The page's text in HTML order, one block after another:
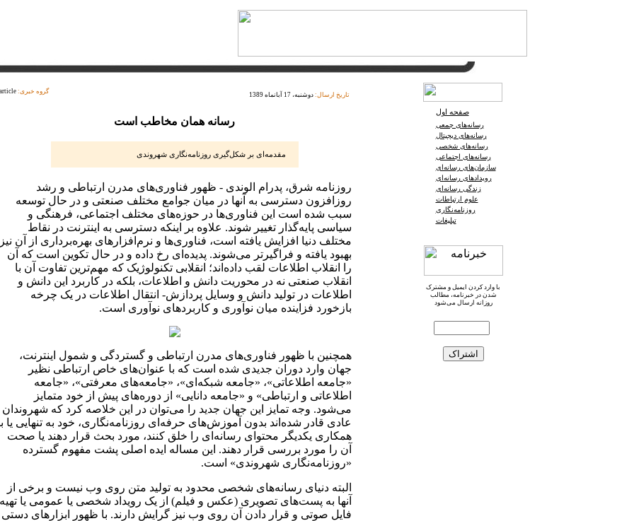
گروه خبری: تاریخ ارسال: دوشنبه، 17 آبانماه 1389
رسانه همان مخاطب است
مقدمه‌ای بر شکل‌گیری روزنامه‌نگاری شهروندی
روزنامه شرق، پدرام الوندی - ظهور فناوری‌های مدرن ارتباطی و رشد
روزافزون دسترسی به آنها در میان جوامع مختلف صنعتی و در حال توسعه
سبب شده است این فناوری‌ها در حوزه‌های مختلف اجتماعی، فرهنگی و
سیاسی پایه‌گذار تغییر شوند. علاوه بر اینکه دسترسی به اینترنت در نقاط
مختلف دنیا افزایش یافته است، فناوری‌ها و نرم‌افزارهای بهره‌برداری از آن نیز
بهبود یافته و فراگیرتر می‌شوند. پدیده‌ای رخ ‌داده و در حال تکوین است که آن
را انقلاب اطلاعات لقب داده‌اند؛ انقلابی تکنولوژیک که مهم‌ترین تفاوت آن با
انقلاب صنعتی نه در محوریت دانش و اطلاعات، بلکه در کاربرد این دانش و
اطلاعات در تولید دانش و وسایل پردازش- انتقال اطلاعات در یک چرخه
بازخورد فزاینده میان نوآوری و کاربردهای نوآوری است.
همچنین با ظهور فناوری‌های مدرن ارتباطی و گستردگی و شمول اینترنت،
جهان وارد دوران جدیدی شده است که با عنوان‌های خاص ارتباطی نظیر
«جامعه اطلاعاتی»، «جامعه شبکه‌ای»، «جامعه‌های معرفتی»، «جامعه
اطلاعاتی و ارتباطی» و «جامعه دانایی» از دوره‌های پیش از خود متمایز
می‌شود. وجه تمایز این جهان جدید را می‌توان در این خلاصه کرد که شهروندان
عادی قادر شده‌اند بدون آموزش‌های حرفه‌ای روزنامه‌نگاری، خود به تنهایی یا
همکاری یکدیگر محتوای رسانه‌ای را خلق‌ کنند، مورد بحث قرار دهند یا صحت
آن را مورد بررسی قرار دهند. این مساله ایده اصلی پشت مفهوم گسترده
«روزنامه‌نگاری شهروندی» است.
البته دنیای رسانه‌های شخصی محدود به تولید متن روی وب نیست و برخی از
آنها به پست‌های تصویری (عکس و فیلم) از یک رویداد شخصی یا عمومی یا تهیه
فایل صوتی و قرار دادن آن روی وب نیز گرایش دارند. با ظهور ابزارهای دستی
صفحه اول
رسانه‌های جمعی
رسانه‌های دیجیتال
رسانه‌های شخصی
رسانه‌های اجتماعی
سازمان‌های رسانه‌ای
رویدادهای رسانه‌ای
زندگی رسانه‌ای
علوم ارتباطات
روزنامه‌نگاری
تبلیغات
با وارد کردن ایمیل و مشترک
شدن در خبرنامه، مطالب
روزانه ارسال می‌شود